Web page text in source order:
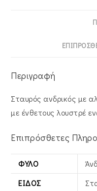
Περιγραφή
Σταυρός ανδρικός με
με ένθετους λουστρέ
Επιπρόσθετες
ΦΎΛΟ
ΕΊΔΟΣ